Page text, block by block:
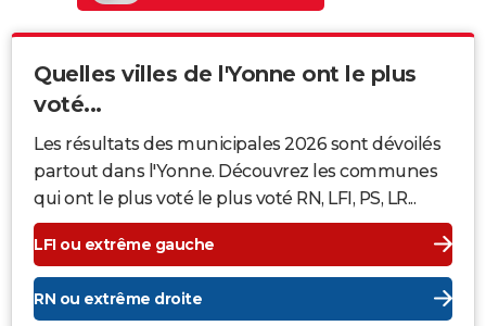
Quelles villes de l'Yonne ont le plus
voté...
Les résultats des municipales 2026 sont dévoilés
partout dans l'Yonne. Découvrez les communes
qui ont le plus voté le plus voté RN, LFI, PS, LR...
LFI ou extrême gauche
RN ou extrême droite